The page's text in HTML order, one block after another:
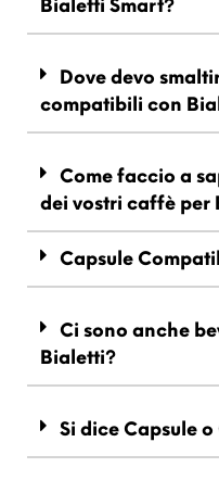
Bialetti Smart?
Dove devo
compatibili con
Come faccio a
dei vostri caffè per
Capsule
Ci sono anche
Bialetti?
Si dice Capsule